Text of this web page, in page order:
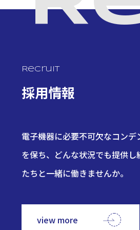
Recruit
採用情報
電子機器に必要不可欠なコン
を保ち、どんな状況でも提供
たちと一緒に働きませんか。
view more